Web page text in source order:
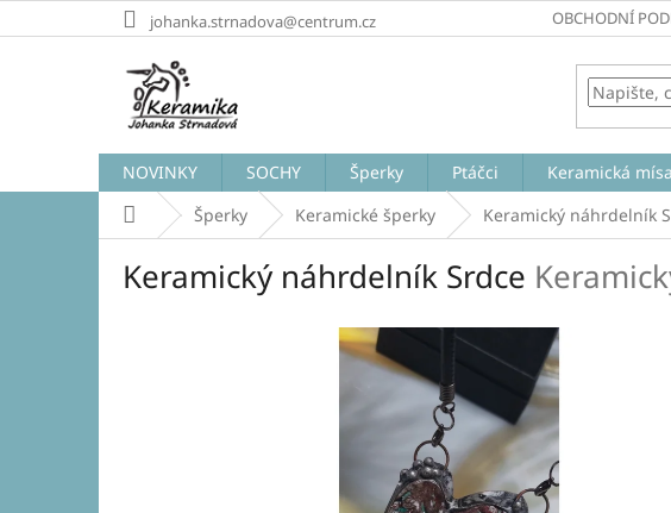
na
johanka.strnadova@centrum.cz OBCHODNÍ
NOVINKY SOCHY Šperky Ptáčci Keramická mísa
Domů Šperky Keramické šperky Keramický náhrdelník
Keramický náhrdelník Srdce